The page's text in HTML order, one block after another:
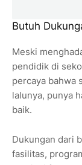
Butuh
Meski
pendidik di
percaya bahwa
lalunya, punya
baik.
Dukungan dari
fasilitas,